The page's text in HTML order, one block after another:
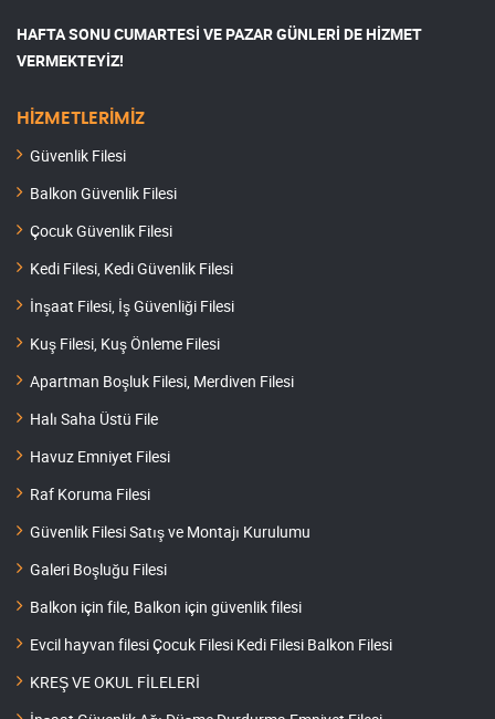
HAFTA SONU CUMARTESİ VE PAZAR GÜNLERİ DE HİZMET
VERMEKTEYİZ!
HİZMETLERİMİZ
Güvenlik Filesi
Balkon Güvenlik Filesi
Çocuk Güvenlik Filesi
Kedi Filesi, Kedi Güvenlik Filesi
İnşaat Filesi, İş Güvenliği Filesi
Kuş Filesi, Kuş Önleme Filesi
Apartman Boşluk Filesi, Merdiven Filesi
Halı Saha Üstü File
Havuz Emniyet Filesi
Raf Koruma Filesi
Güvenlik Filesi Satış ve Montajı Kurulumu
Galeri Boşluğu Filesi
Balkon için file, Balkon için güvenlik filesi
Evcil hayvan filesi Çocuk Filesi Kedi Filesi Balkon Filesi
KREŞ VE OKUL FİLELERİ